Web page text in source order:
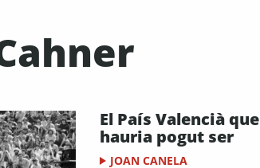
El País Valencià que
hauria pogut ser
JOAN CANELA